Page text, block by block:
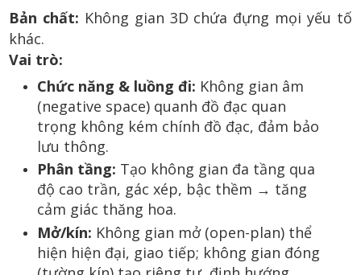
Bản chất: Không gian 3D chứa đựng mọi yếu tố
khác.
Vai trò:
Chức năng & luồng đi: Không gian âm
(negative space) quanh đồ đạc quan
trọng không kém chính đồ đạc, đảm bảo
lưu thông.
Phân tầng: Tạo không gian đa tầng qua
độ cao trần, gác xép, bậc thềm → tăng
cảm giác thăng hoa.
Mở/kín: Không gian mở (open-plan) thể
hiện hiện đại, giao tiếp; không gian đóng